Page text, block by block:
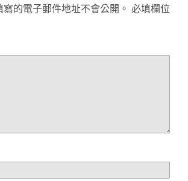
的電子郵件地址不會公開。 必填欄位